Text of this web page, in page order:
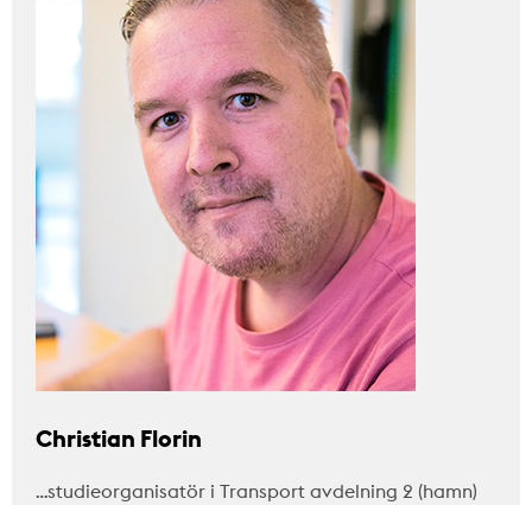
Christian Florin
…studieorganisatör i Transport avdelning 2 (hamn)